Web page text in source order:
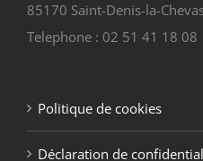
85170 Saint-Denis-la-
Telephone : 02 51 41 18 08
Politique de cookies
Déclaration de